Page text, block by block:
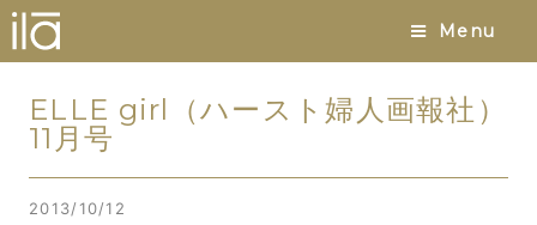
Menu
ELLE girl（ハースト婦人画報社）
11月号
2013/10/12